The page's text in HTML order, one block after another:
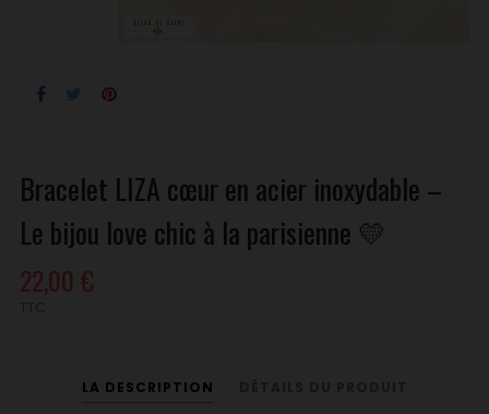
Bracelet LIZA cœur en acier inoxydable –
Le bijou love chic à la parisienne 💛
22,00 €
LA DESCRIPTION